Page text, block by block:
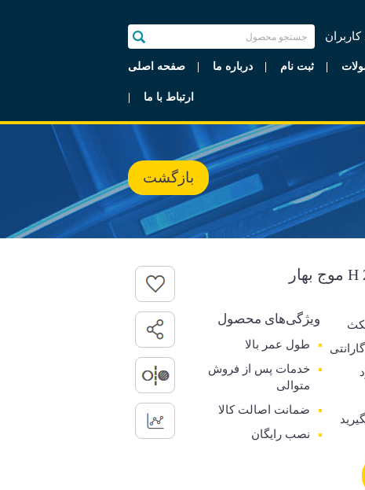
کاربران
صفحه اصلی درباره ما ثبت نام
ارتباط با ما
بازگشت
گارانتی
ویژگی‌های محصول
طول عمر بالا
خدمات پس از فروش
متوالی
ضمانت اصالت کالا
نصب رایگان